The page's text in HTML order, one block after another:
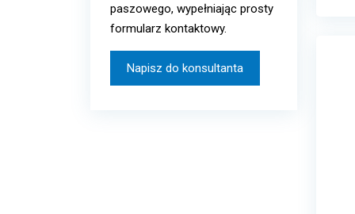
paszowego, wypełniając prosty
formularz kontaktowy.
Napisz do konsultanta